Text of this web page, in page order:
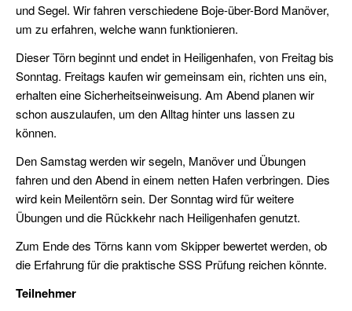
Sprechfunk
Binnen
Pyro-
Schein
(FKN)
Praxis
Jollensegeln
Sbf
See
Autodidakten)
und Segel. Wir fahren verschiedene Boje-über-Bord Manöver,
um zu erfahren, welche wann funktionieren.
Dieser Törn beginnt und endet in Heiligenhafen, von Freitag bis
Sonntag. Freitags kaufen wir gemeinsam ein, richten uns ein,
erhalten eine Sicherheitseinweisung. Am Abend planen wir
schon auszulaufen, um den Alltag hinter uns lassen zu
können.
Den Samstag werden wir segeln, Manöver und Übungen
fahren und den Abend in einem netten Hafen verbringen. Dies
wird kein Meilentörn sein. Der Sonntag wird für weitere
Übungen und die Rückkehr nach Heiligenhafen genutzt.
Zum Ende des Törns kann vom Skipper bewertet werden, ob
die Erfahrung für die praktische SSS Prüfung reichen könnte.
Teilnehmer